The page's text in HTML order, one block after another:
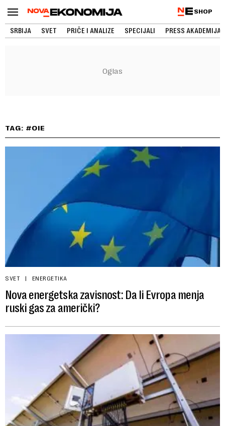
SHOP
SRBIJA SVET PRIČE I ANALIZE SPECIJALI PRESS AKADEMIJA
TAG: #OIE
SVET ENERGETIKA
Nova energetska zavisnost: Da li Evropa menja
ruski gas za američki?